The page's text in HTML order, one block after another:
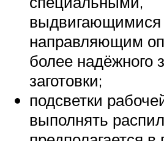
выдвигающимися
направляющим
более надёжного
заготовки;
подсветки
выполнять распил